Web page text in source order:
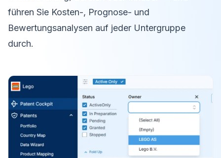
führen Sie Kosten-, Prognose- und
Bewertungsanalysen auf jeder Untergruppe
durch.